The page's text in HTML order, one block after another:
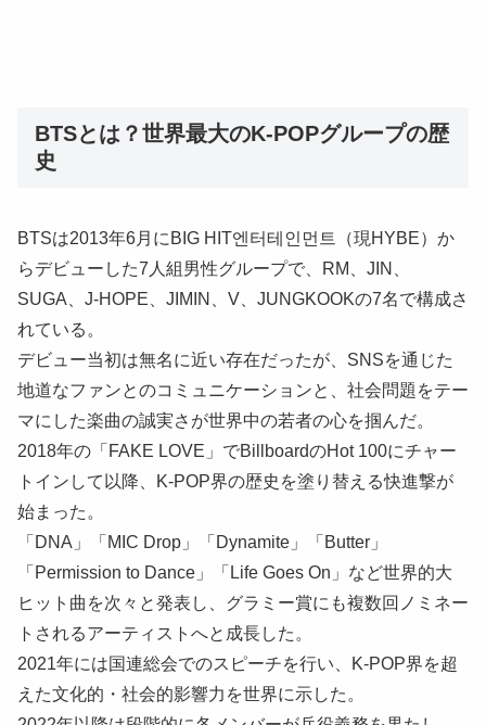
BTSとは？世界最大のK-POPグループの歴
史
BTSは2013年6月にBIG HIT엔터테인먼트（現HYBE）か
らデビューした7人組男性グループで、RM、JIN、
SUGA、J-HOPE、JIMIN、V、JUNGKOOKの7名で構成さ
れている。
デビュー当初は無名に近い存在だったが、SNSを通じた
地道なファンとのコミュニケーションと、社会問題をテー
マにした楽曲の誠実さが世界中の若者の心を掴んだ。
2018年の「FAKE LOVE」でBillboardのHot 100にチャー
トインして以降、K-POP界の歴史を塗り替える快進撃が
始まった。
「DNA」「MIC Drop」「Dynamite」「Butter」
「Permission to Dance」「Life Goes On」など世界的大
ヒット曲を次々と発表し、グラミー賞にも複数回ノミネー
トされるアーティストへと成長した。
2021年には国連総会でのスピーチを行い、K-POP界を超
えた文化的・社会的影響力を世界に示した。